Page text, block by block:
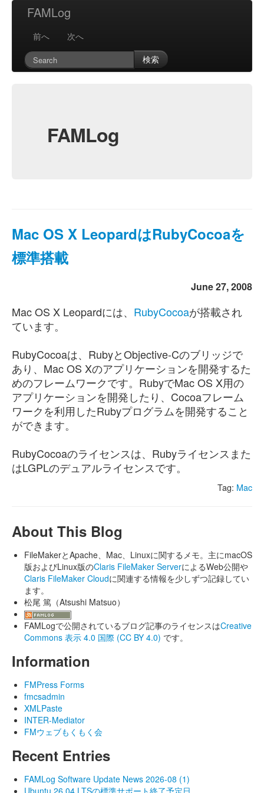
FAMLog
前へ
次へ
検索
FAMLog
Mac OS X LeopardはRubyCocoaを
標準搭載
June 27, 2008
Mac OS X Leopardには、 RubyCocoaが搭載され
ています。
RubyCocoaは、RubyとObjective-Cのブリッジで
あり、Mac OS Xのアプリケーションを開発するた
めのフレームワークです。RubyでMac OS X用の
アプリケーションを開発したり、Cocoaフレーム
ワークを利用したRubyプログラムを開発すること
ができます。
RubyCocoaのライセンスは、Rubyライセンスまた
はLGPLのデュアルライセンスです。
Tag: Mac
About This Blog
FileMakerとApache、Mac、Linuxに関するメモ。主にmacOS
版およびLinux版のClaris FileMaker ServerによるWeb公開や
Claris FileMaker Cloudに関連する情報を少しずつ記録してい
ます。
松尾 篤（Atsushi Matsuo）
FAMLogで公開されているブログ記事のライセンスはCreative
Commons 表示 4.0 国際 (CC BY 4.0) です。
Information
FMPress Forms
fmcsadmin
XMLPaste
INTER-Mediator
FMウェブもくもく会
Recent Entries
FAMLog Software Update News 2026-08 (1)
Ubuntu 26.04 LTSの標準サポート終了予定日